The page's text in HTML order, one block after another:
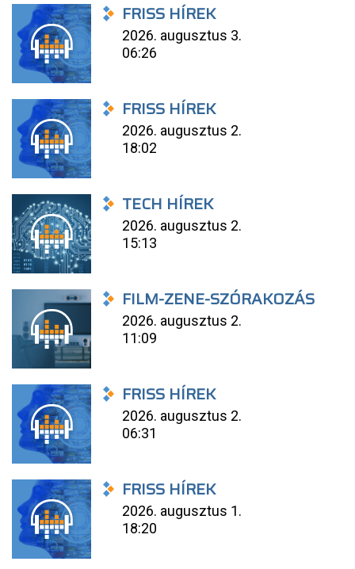
FRISS HÍREK
2026. augusztus 3.
06:26
FRISS HÍREK
2026. augusztus 2.
18:02
TECH HÍREK
2026. augusztus 2.
15:13
FILM-ZENE-SZÓRAKOZÁS
2026. augusztus 2.
11:09
FRISS HÍREK
2026. augusztus 2.
06:31
FRISS HÍREK
2026. augusztus 1.
18:20